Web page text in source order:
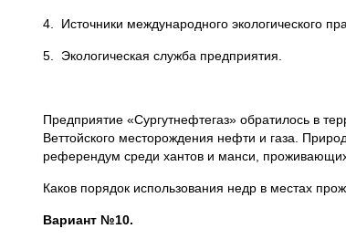
4. Источники международного экологического
5. Экологическая служба предприятия.
Предприятие «Сургутнефтегаз» обратилось в
Веттойского месторождения нефти и газа.
референдум среди хантов и манси,
Каков порядок использования недр в местах
Вариант №10.